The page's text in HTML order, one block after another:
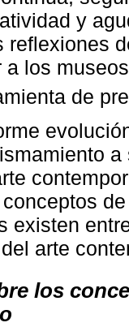
y
reflexiones
los
de
existen
arte
los